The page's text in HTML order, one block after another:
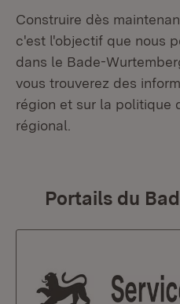
Construire dès
c'est l'objectif que nous
dans le Bade-
vous trouverez des
région et sur la politique
régional.
Portails du